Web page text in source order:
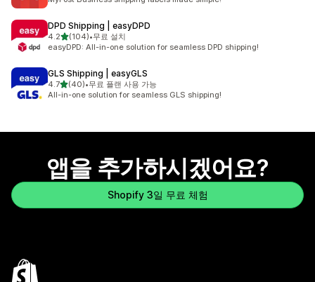
DPD Shipping | easyDPD
4.2별 5개 중
(104)
총 리뷰 104개
•무료 설치
easyDPD: All-in-one solution for seamless DPD shipping!
GLS Shipping | easyGLS
4.7별 5개 중
(40)
총 리뷰 40개
•무료 플랜 사용 가능
All-in-one solution for seamless GLS shipping!
앱을 추가하시겠어요?
Shopify 3일 무료 체험